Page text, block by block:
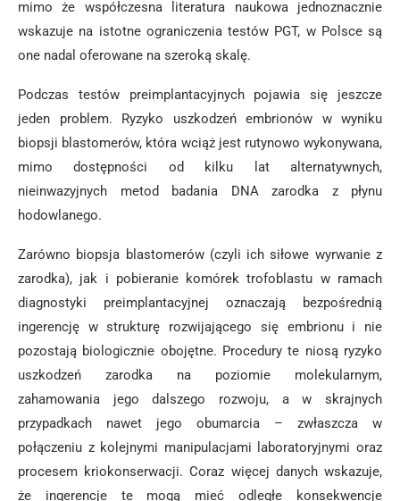
mimo że współczesna literatura naukowa jednoznacznie
wskazuje na istotne ograniczenia testów PGT, w Polsce są
one nadal oferowane na szeroką skalę.
Podczas testów preimplantacyjnych pojawia się jeszcze
jeden problem. Ryzyko uszkodzeń embrionów w wyniku
biopsji blastomerów, która wciąż jest rutynowo wykonywana,
mimo dostępności od kilku lat alternatywnych,
nieinwazyjnych metod badania DNA zarodka z płynu
hodowlanego.
Zarówno biopsja blastomerów (czyli ich siłowe wyrwanie z
zarodka), jak i pobieranie komórek trofoblastu w ramach
diagnostyki preimplantacyjnej oznaczają bezpośrednią
ingerencję w strukturę rozwijającego się embrionu i nie
pozostają biologicznie obojętne. Procedury te niosą ryzyko
uszkodzeń zarodka na poziomie molekularnym,
zahamowania jego dalszego rozwoju, a w skrajnych
przypadkach nawet jego obumarcia – zwłaszcza w
połączeniu z kolejnymi manipulacjami laboratoryjnymi oraz
procesem kriokonserwacji. Coraz więcej danych wskazuje,
że ingerencje te mogą mieć odległe konsekwencje